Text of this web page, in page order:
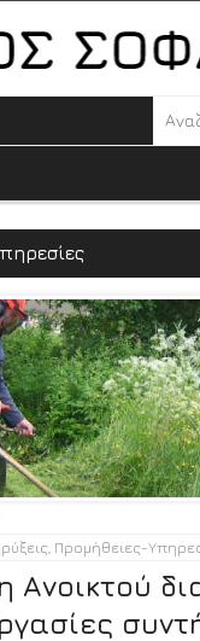
Προμήθειες-
Ανοικτού